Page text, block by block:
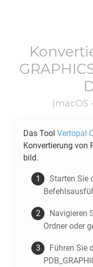
(macOS
Das Tool Vertopal
Konvertierung von
bild.
Starten Sie
Navigieren
Ordner oder
Führen Sie